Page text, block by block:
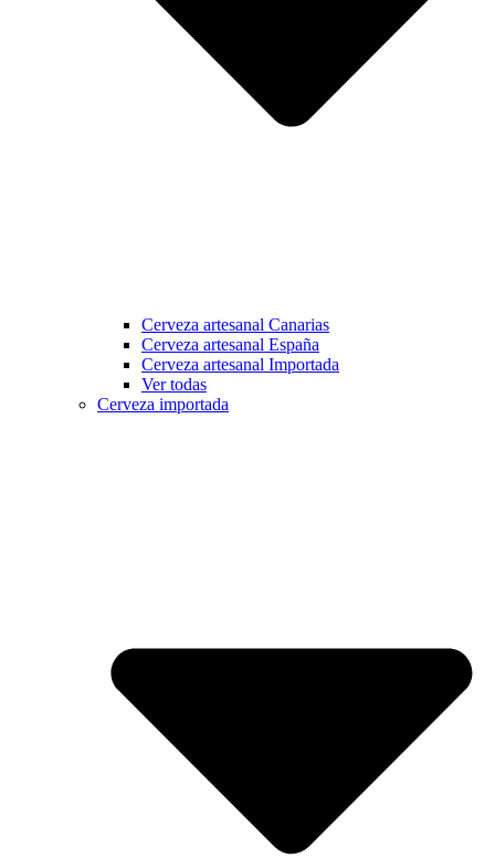
Cerveza artesanal Canarias
Cerveza artesanal España
Cerveza artesanal Importada
Ver todas
Cerveza importada